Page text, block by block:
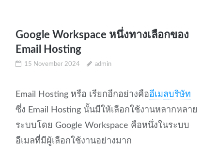
Google Workspace หนึ่งทางเลือกของ
Email Hosting
15 November 2024 admin
Email Hosting หรือ เรียกอีกอย่างคืออีเมลบริษัท
ซึ่ง Email Hosting นั้นมีให้เลือกใช้งานหลากหลาย
ระบบโดย Google Workspace คือหนึ่งในระบบ
อีเมลที่มีผู้เลือกใช้งานอย่างมาก